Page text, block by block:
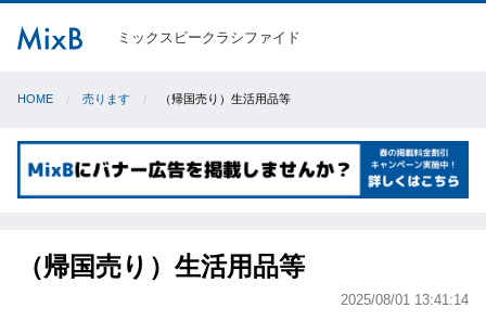
ミックスビークラシファイド
HOME 売ります （帰国売り）生活用品等
（帰国売り）生活用品等
2025/08/01 13:41:14